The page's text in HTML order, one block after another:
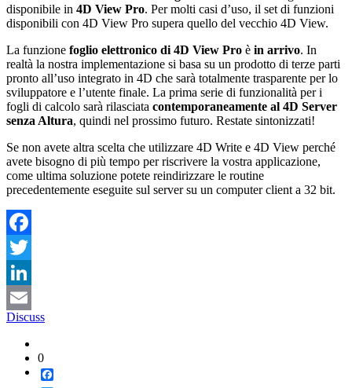
disponibile in 4D View Pro. Per molti casi d’uso, il set di funzioni
disponibili con 4D View Pro supera quello del vecchio 4D View.
La funzione foglio elettronico di 4D View Pro è in arrivo. In
realtà la nostra implementazione si basa su un prodotto di terze parti
pronto all’uso integrato in 4D che sarà totalmente trasparente per lo
sviluppatore e l’utente finale. La prima serie di funzionalità per i
fogli di calcolo sarà rilasciata contemporaneamente al 4D Server
senza Altura, quindi nel prossimo futuro. Restate sintonizzati!
Se non avete altra scelta che utilizzare 4D Write e 4D View perché
avete bisogno di più tempo per riscrivere la vostra applicazione,
come ultima soluzione potete reindirizzare le routine
precedentemente eseguite sul server su un computer client a 32 bit.
Facebook
Twitter
LinkedIn
Email
Discuss
0